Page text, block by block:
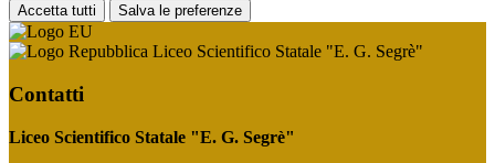
Accetta tutti Salva le preferenze
Liceo Scientifico Statale "E. G. Segrè"
Contatti
Liceo Scientifico Statale "E. G. Segrè"